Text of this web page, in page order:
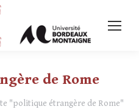
de Rome
"politique étrangère de Rome"